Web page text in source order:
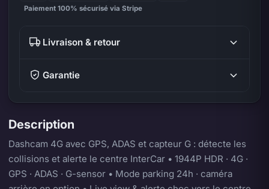
Paiement 100% sécurisé via Stripe
Livraison & retour
Garantie
Description
Dashcam 4G avec GPS, ADAS et capteur G : détecte les
collisions et alerte le centre InterCar • 1944P HDR · 4G ·
GPS · ADAS · G-sensor • Mode parking 24h · caméra